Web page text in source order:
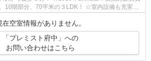
10階部分、70平米の３LDK！ ☆室内設備も充実！
在空室情報がありません。
「プレミスト府中」への
お問い合わせはこちら